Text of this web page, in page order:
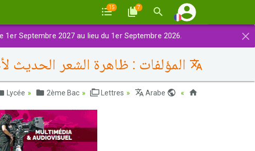
15 7
×
Septembre 2027 au lieu du 1er Septembre 2026.
المؤلفات : ظاهرة الشعر الحديث
Lycée 2ème Bac Lettres Arabe